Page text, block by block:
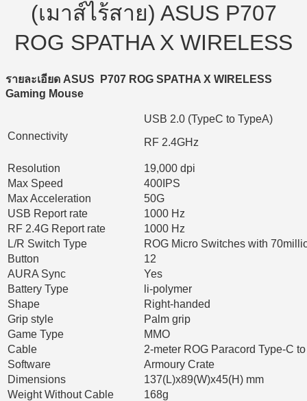
(เมาส์ไร้สาย) ASUS P707
ROG SPATHA X WIRELESS
รายละเอียด ASUS P707 ROG SPATHA X WIRELESS
Gaming Mouse
Connectivity
USB 2.0 (TypeC to TypeA)
RF 2.4GHz
Resolution
19,000 dpi
Max Speed
400IPS
Max Acceleration
50G
USB Report rate
1000 Hz
RF 2.4G Report rate
1000 Hz
L/R Switch Type
ROG Micro Switches with
Button
12
AURA Sync
Yes
Battery Type
li-polymer
Shape
Right-handed
Grip style
Palm grip
Game Type
MMO
Cable
2-meter ROG Paracord Type-C
Software
Armoury Crate
Dimensions
137(L)x89(W)x45(H) mm
Weight Without Cable
168g